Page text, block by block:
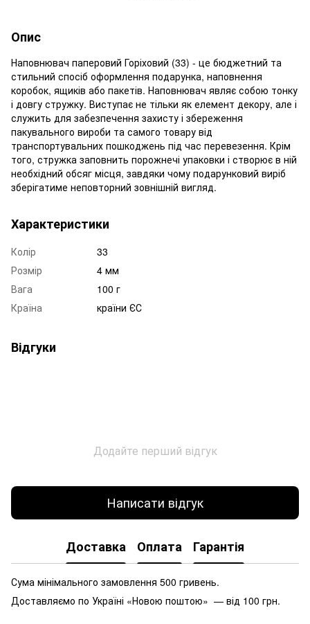
Опис
Наповнювач паперовий Горіховий (33) - це бюджетний та
стильний спосіб оформлення подарунка, наповнення
коробок, ящиків або пакетів. Наповнювач являє собою тонку
і довгу стружку. Виступає не тільки як елемент декору, але і
служить для забезпечення захисту і збереження
пакувального вироби та самого товару від
транспортувальних пошкоджень під час перевезення. Крім
того, стружка заповнить порожнечі упаковки і створює в ній
необхідний обсяг місця, завдяки чому подарунковий виріб
зберігатиме неповторний зовнішній вигляд.
Характеристики
Колір
33
Розмір
4 мм
Вага
100 г
Країна
країни ЄС
Відгуки
Додайте перший відгук
Написати відгук
Доставка Оплата Гарантія
Сума мінімального замовлення 500 гривень.
Доставляємо по Україні «Новою поштою» — від 100 грн.